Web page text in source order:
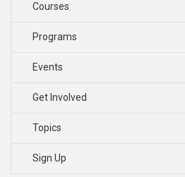
Courses
Programs
Events
Get Involved
Topics
Sign Up